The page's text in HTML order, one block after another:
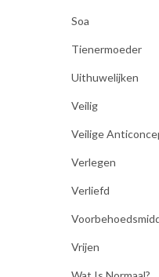
Soa
Tienermoeder
Uithuwelijken
Veilig
Veilige
Verlegen
Verliefd
Vrijen